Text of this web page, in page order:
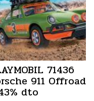
71436
911 Offroad
dto